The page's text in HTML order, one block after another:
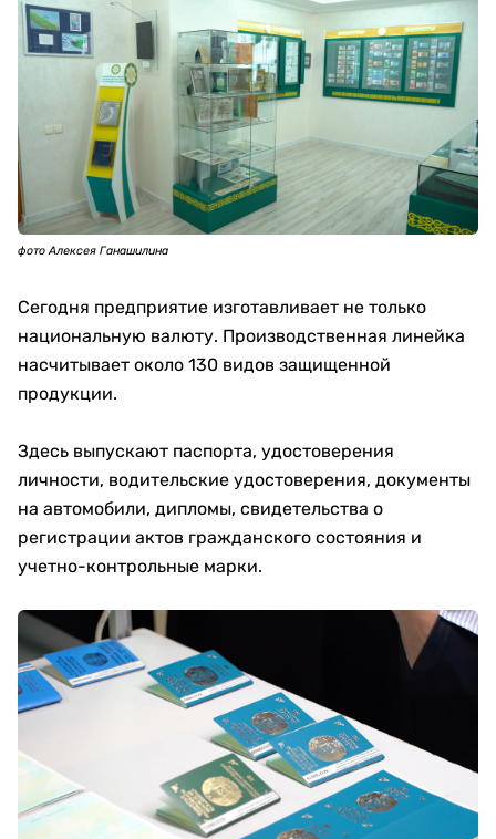
фото Алексея Ганашилина
Сегодня предприятие изготавливает не только
национальную валюту. Производственная линейка
насчитывает около 130 видов защищенной
продукции.
Здесь выпускают паспорта, удостоверения
личности, водительские удостоверения, документы
на автомобили, дипломы, свидетельства о
регистрации актов гражданского состояния и
учетно-контрольные марки.